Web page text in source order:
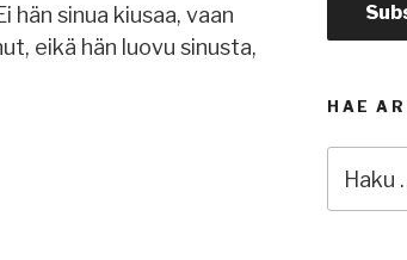
hän sinua kiusaa, vaan
eikä hän luovu sinusta,
HAE